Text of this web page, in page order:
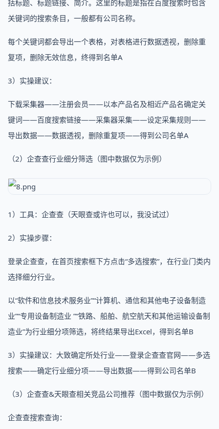
括标题、标题链接、简介。这里的标题是指在百度搜索时包含
关键词的搜索条目，一般都有公司名称。
每个关键词都会导出一个表格，对表格进行数据透视，删除重
复项，删除无效信息，终得到名单A
3）实操建议：
下载采集器——注册会员——以本产品名及相近产品名确定关
键词——百度搜索链接——采集器采集——设定采集规则——
导出数据——数据透视，删除重复项——得到公司名单A
（2）企查查行业细分筛选（图中数据仅为示例）
1）工具：企查查（天眼查或许也可以，我没试过）
2）实操步骤：
登录企查查，在首页搜索框下方点击“多选搜索”，在行业门类内
选择细分行业。
以“软件和信息技术服务业”“计算机、通信和其他电子设备制造
业”“专用设备制造业 ”“铁路、船舶、航空航天和其他运输设备制
造业”为行业细分项筛选，将终结果导出Excel，得到名单B
3）实操建议：大致确定所处行业——登录企查查官网——多选
搜索——确定行业细分项——导出数据——得到公司名单B
（3）企查查&天眼查相关竞品公司推荐（图中数据仅为示例）
企查查搜索查询：